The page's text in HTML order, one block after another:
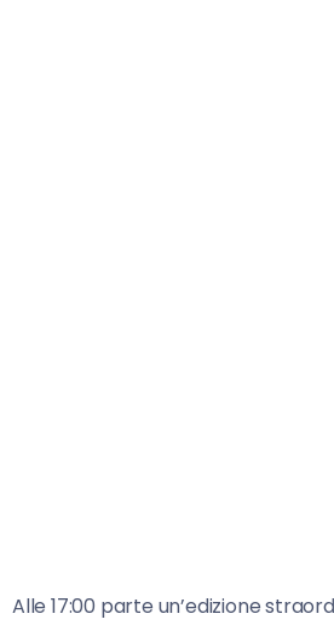
Alle 17:00 parte un’edizione